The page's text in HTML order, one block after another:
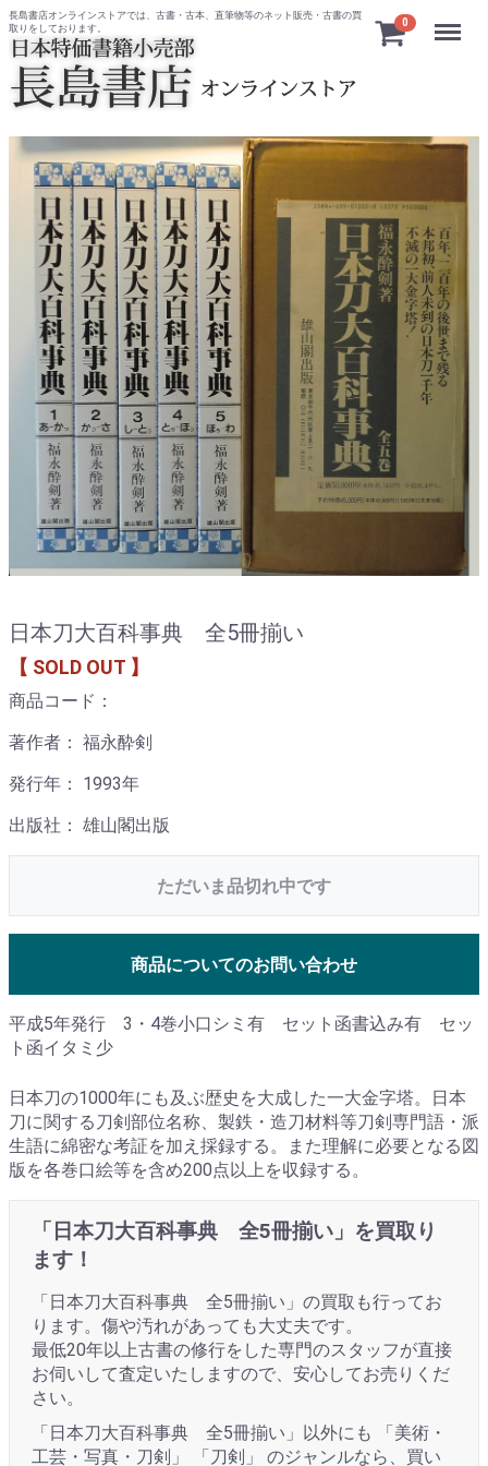
長島書店オンラインストアでは、古書・古本、直筆物等のネット販売・古書の買
取りをしております。
0 Menu
日本刀大百科事典 全5冊揃い
【 SOLD OUT 】
商品コード：
著作者： 福永酔剣
発行年： 1993年
出版社： 雄山閣出版
ただいま品切れ中です
商品についてのお問い合わせ
平成5年発行 3・4巻小口シミ有 セット函書込み有 セッ
ト函イタミ少
日本刀の1000年にも及ぶ歴史を大成した一大金字塔。日本
刀に関する刀剣部位名称、製鉄・造刀材料等刀剣専門語・派
生語に綿密な考証を加え採録する。また理解に必要となる図
版を各巻口絵等を含め200点以上を収録する。
「日本刀大百科事典 全5冊揃い」を買取り
ます！
「日本刀大百科事典 全5冊揃い」の買取も行ってお
ります。傷や汚れがあっても大丈夫です。
最低20年以上古書の修行をした専門のスタッフが直接
お伺いして査定いたしますので、安心してお売りくだ
さい。
「日本刀大百科事典 全5冊揃い」以外にも 「美術・
工芸・写真・刀剣」 「刀剣」 のジャンルなら、買い